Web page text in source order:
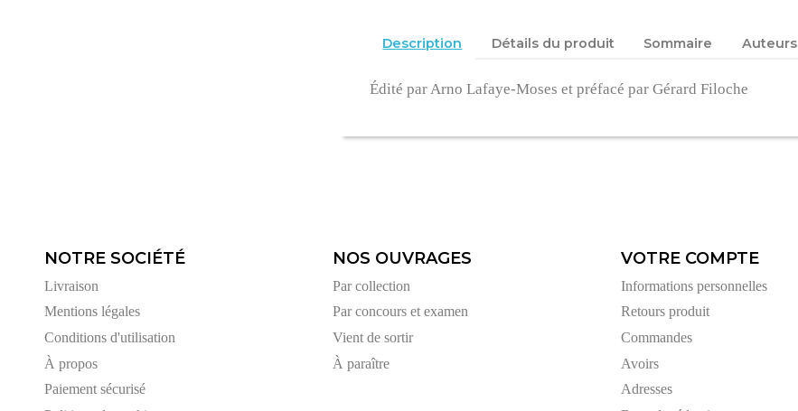
Description Détails du produit Sommaire Auteurs
Édité par Arno Lafaye-Moses et préfacé par Gérard Filoche
NOTRE SOCIÉTÉ
Livraison
Mentions légales
Conditions d'utilisation
À propos
Paiement sécurisé
NOS OUVRAGES
Par collection
Par concours et examen
Vient de sortir
À paraître
VOTRE COMPTE
Informations personnelles
Retours produit
Commandes
Avoirs
Adresses